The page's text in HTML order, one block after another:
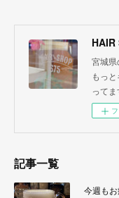
HAIR
宮城
もっ
ってま
記事一覧
今週も